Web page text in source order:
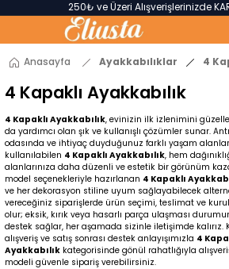
250₺ ve Üzeri Alışverişlerinizde
5'er cm Aralıklarla 35 cm'den 100 cm'e
% 100 Mdf Tekerlekli Masa ile Uzun Ömürlü
Anasayfa Ayakkabılıklar 4
4 Kapaklı Ayakkabılık
4 Kapaklı Ayakkabılık, evinizin ilk izlenimini
da yardımcı olan şık ve kullanışlı çözümler sunar.
odasında ve ihtiyaç duyduğunuz farklı yaşam
kullanılabilen 4 Kapaklı Ayakkabılık, hem
alanlarınıza daha düzenli ve estetik bir görünüm
model seçenekleriyle hazırlanan 4 Kapaklı
ve her dekorasyon stiline uyum sağlayabilecek
vereceğiniz siparişlerde ürün seçimi, teslimat ve
olur; eksik, kırık veya hasarlı parça ulaşması
destek sağlar, her aşamada sizinle iletişimde kalırız.
alışveriş ve satış sonrası destek anlayışımızla 4
Ayakkabılık kategorisinde gönül rahatlığıyla
modeli güvenle sipariş verebilirsiniz.